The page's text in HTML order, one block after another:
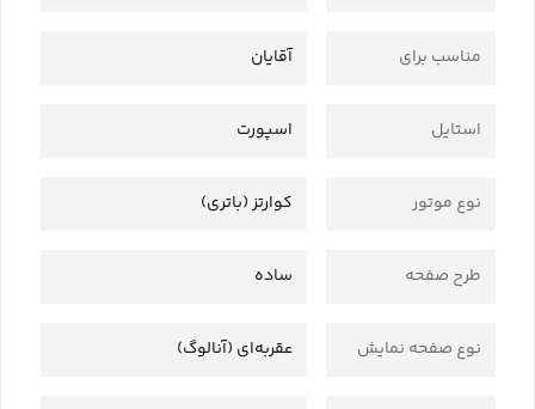
مناسب برای آقایان
استایل اسپورت
نوع موتور کوارتز (باتری)
طرح صفحه ساده
نوع صفحه نمایش عقربه‌ای (آنالوگ)